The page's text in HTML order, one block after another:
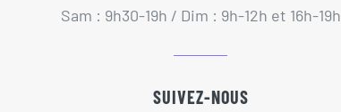
Sam : 9h30-19h / Dim : 9h-12h et 16h-19h
SUIVEZ-NOUS